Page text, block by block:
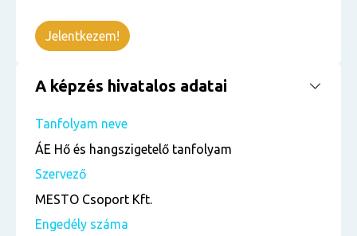
Jelentkezem!
A képzés hivatalos adatai
Tanfolyam neve
ÁE Hő és hangszigetelő tanfolyam
Szervező
MESTO Csoport Kft.
Engedély száma